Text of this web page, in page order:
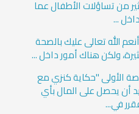
من تساؤلات الأطفال عما
...
الله تعالى عليك بالصحة
ولكن هناك أمور داخل ...
الأولى "حكاية كنزي مع
أن يحصل على المال بأي
في...